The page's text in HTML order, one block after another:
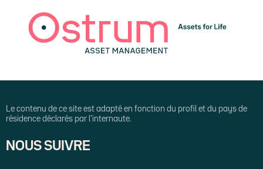
Le contenu de ce site est adapté en fonction du profil et du pays de
résidence déclarés par l'internaute.
NOUS SUIVRE